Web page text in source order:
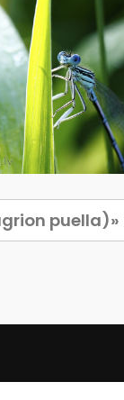
puella)»